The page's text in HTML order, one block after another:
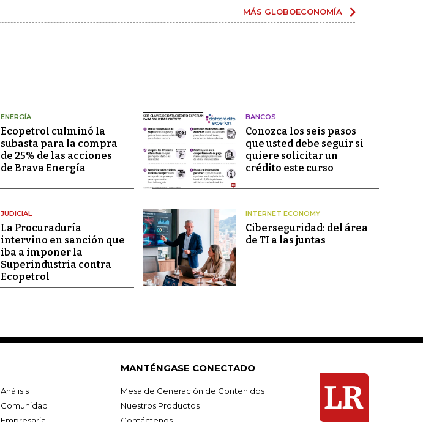
MÁS GLOBOECONOMÍA
ENERGÍA
Ecopetrol culminó la
subasta para la compra
de 25% de las acciones
de Brava Energía
BANCOS
Conozca los seis pasos
que usted debe seguir si
quiere solicitar un
crédito este curso
JUDICIAL
La Procuraduría
intervino en sanción que
iba a imponer la
Superindustria contra
Ecopetrol
INTERNET ECONOMY
Ciberseguridad: del área
de TI a las juntas
Análisis
Comunidad
MANTÉNGASE CONECTADO
Mesa de Generación de Contenidos
Nuestros Productos